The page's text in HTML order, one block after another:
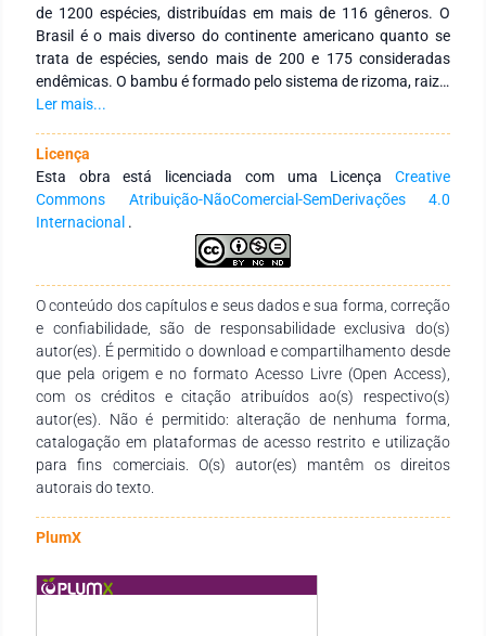
de 1200 espécies, distribuídas em mais de 116 gêneros. O
Brasil é o mais diverso do continente americano quanto se
trata de espécies, sendo mais de 200 e 175 consideradas
endêmicas. O bambu é formado pelo sistema de rizoma, raiz e
parte aérea (colmos, galhos e folhas. Possuem
seguimentos, como construção civil, energia e papel e
celulose, o que torna a cultura de grande interesse para o
setor florestal. Além disso, estudos apontam que sua
produção é em média 30 a 35 m³/ha/ano. Devido a esses
fatores de interesse, a espécie se tornou um ponto focal para
maiores estudos. Sendo assim, o presente trabalho teve
como objetivo ampliar os estudos das espécies, trazendo a
caracterização e análise comparativa de quatro espécies
potenciais para o mercado de trabalho para o setor florestal.
Assim sendo, os materiais avaliados foram, Dendrocalumus
sikkimensis, Bambusa oldhamii, Bambusa multiplex e
Bambusa tuldoides. Para as espécies trabalhadas, foi
possível observar resultados significativos, na qual são
espécies com potencial para a propagação vegetativa,
levando em conta alguns fatores importantes para a sua
coleta em campo e propagação.
Ler mais...
Licença
Esta obra está licenciada com uma Licença Creative
Commons Atribuição-NãoComercial-SemDerivações 4.0
Internacional .
O conteúdo dos capítulos e seus dados e sua forma, correção
e confiabilidade, são de responsabilidade exclusiva do(s)
autor(es). É permitido o download e compartilhamento desde
que pela origem e no formato Acesso Livre (Open Access),
com os créditos e citação atribuídos ao(s) respectivo(s)
autor(es). Não é permitido: alteração de nenhuma forma,
catalogação em plataformas de acesso restrito e utilização
para fins comerciais. O(s) autor(es) mantêm os direitos
autorais do texto.
PlumX